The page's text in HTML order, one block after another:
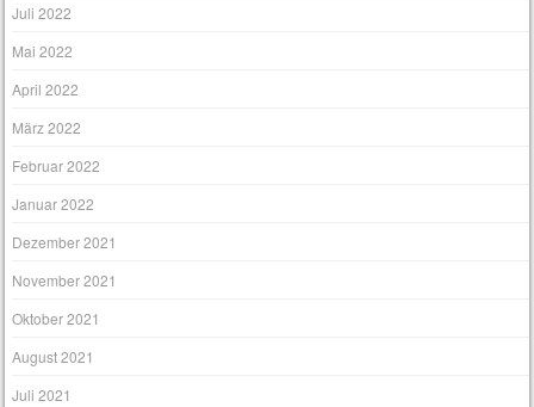
Juli 2022
Mai 2022
April 2022
März 2022
Februar 2022
Januar 2022
Dezember 2021
November 2021
Oktober 2021
August 2021
Juli 2021